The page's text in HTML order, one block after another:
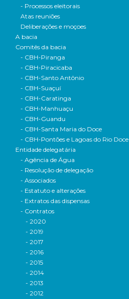
- Processos eleitorais
Atas reuniões
Deliberações e moçoes
A bacia
Comitês da bacia
- CBH-Piranga
- CBH-Piracicaba
- CBH-Santo Antônio
- CBH-Suaçuí
- CBH-Caratinga
- CBH-Manhuaçu
- CBH-Guandu
- CBH-Santa Maria do Doce
- CBH-Pontões e Lagoas do Rio Doce
Entidade delegatária
- Agência de Água
- Resolução de delegação
- Associados
- Estatuto e alterações
- Extratos das dispensas
- Contratos
- 2020
- 2019
- 2017
- 2016
- 2015
- 2014
- 2013
- 2012